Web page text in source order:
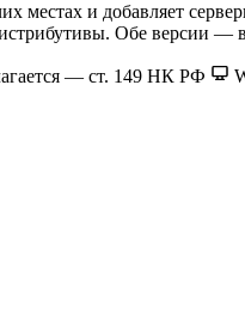
и добавляет
Обе версии —
— ст. 149 НК РФ